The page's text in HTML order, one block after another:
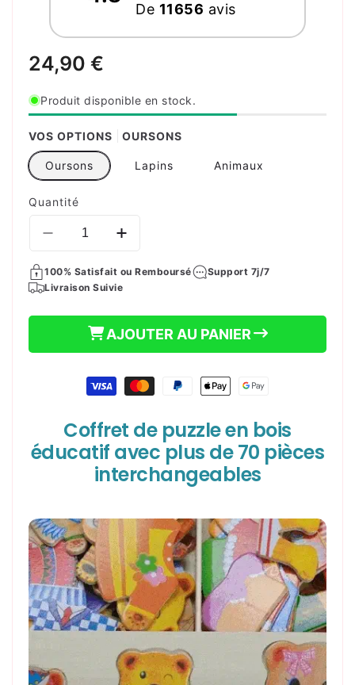
De 11656 avis
Prix
24,90 €
Produit disponible en stock.
VOS OPTIONS OURSONS
Oursons Lapins Animaux
Quantité
Réduire
quantité
de
|
FASHIONPETS™
Augmenter
quantité
de
BOIS
|
FASHIONPETS™
100% Satisfait ou Remboursé
Support 7j/7
Livraison Suivie
AJOUTER AU PANIER
Coffret de puzzle en bois
éducatif avec plus de 70 pièces
interchangeables